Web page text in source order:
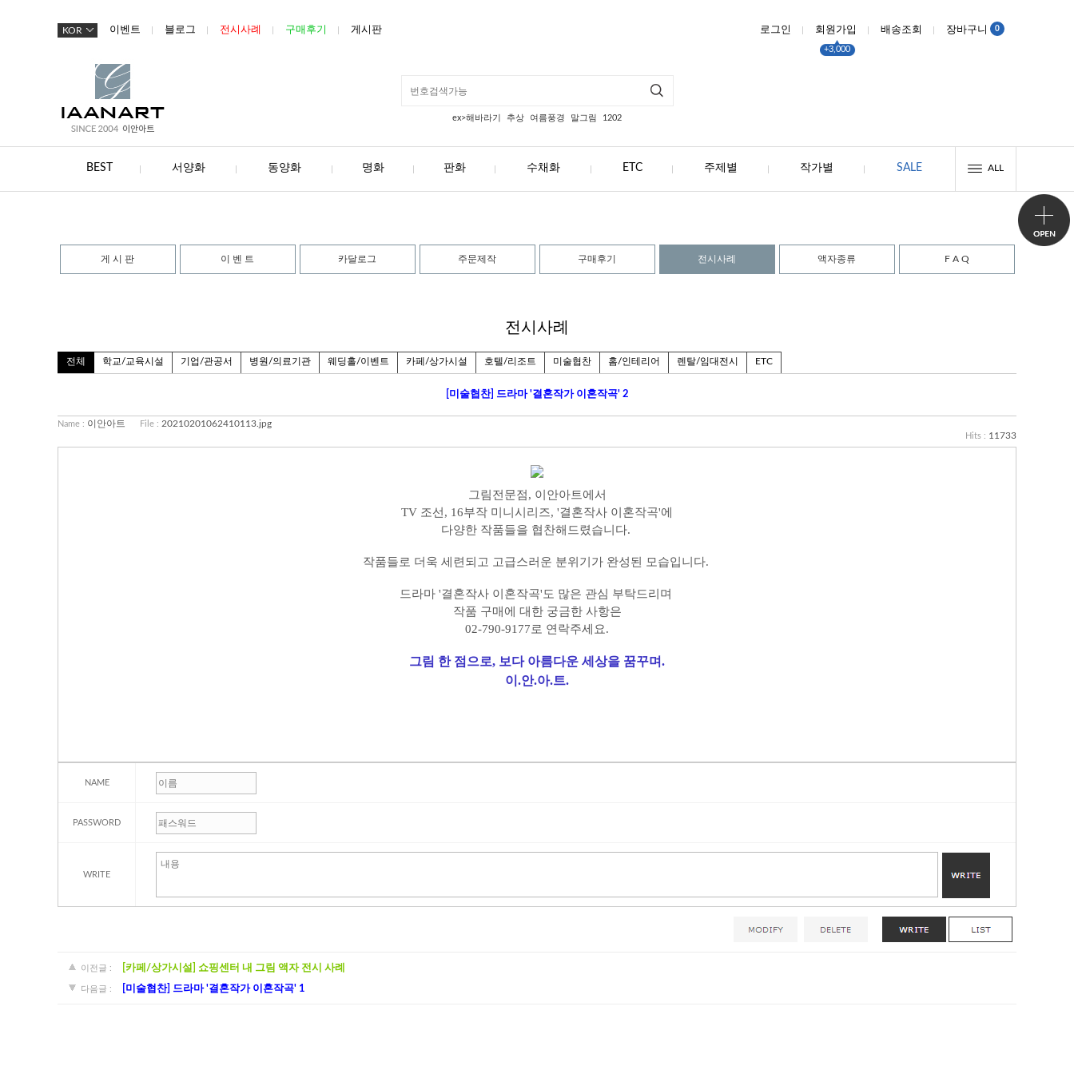
KOR 이벤트 블로그 전시사례 구매후기 게시판 로그인 회원가입
+3,000
배송조회 장바구니 0
ex>해바라기 추상 여름풍경 말그림 1202
BEST 서양화 동양화 명화 판화 수채화 ETC 주제별 작가별 SALE ALL
게 시 판 이 벤 트 카달로그 주문제작 구매후기 전시사례 액자종류 F A Q
전시사례
전체 학교/교육시설 기업/관공서 병원/의료기관 웨딩홀/이벤트 카페/상가시설 호텔/리조트 미술협찬 홈/인테리어 렌탈/임대전시 ETC
[미술협찬] 드라마 '결혼작가 이혼작곡' 2
Name : 이안아트 File : 20210201062410113.jpg
Hits : 11733
그림전문점, 이안아트에서
TV 조선, 16부작 미니시리즈, '결혼작사 이혼작곡'에
다양한 작품들을 협찬해드렸습니다.
작품들로 더욱 세련되고 고급스러운 분위기가 완성된 모습입니다.
드라마 '결혼작사 이혼작곡'도 많은 관심 부탁드리며
작품 구매에 대한 궁금한 사항은
02-790-9177로 연락주세요.
그림 한 점으로, 보다 아름다운 세상을 꿈꾸며.
이.안.아.트.
NAME
PASSWORD
WRITE
이전글 : [카페/상가시설] 쇼핑센터 내 그림 액자 전시 사례
다음글 : [미술협찬] 드라마 '결혼작가 이혼작곡' 1